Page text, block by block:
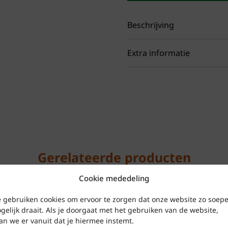
Cookie mededeling
gebruiken cookies om ervoor te zorgen dat onze website zo
draait. Als je doorgaat met het gebruiken van de website,
we er vanuit dat je hiermee instemt.
Beschrijving
Als je op zoek bent
geavanceerde
stijlvolle
OOfoam
OOfoam,
impact
Extra informatie
Voetbed
Kleur
Gerelateerde producten